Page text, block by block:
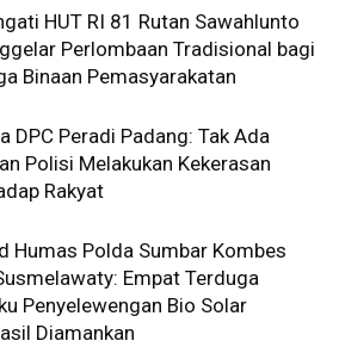
HUT RI 81 Rutan Sawahlunto
Perlombaan Tradisional bagi
Binaan Pemasyarakatan
DPC Peradi Padang: Tak Ada
Polisi Melakukan Kekerasan
Rakyat
Humas Polda Sumbar Kombes
Empat Terduga
Penyelewengan Bio Solar
Diamankan